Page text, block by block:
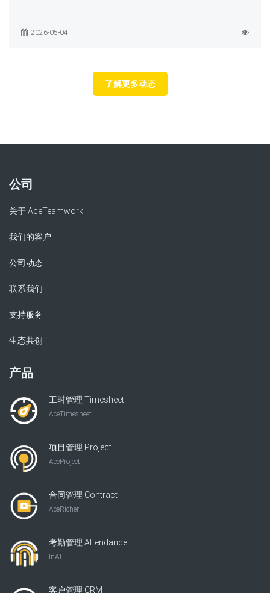
2026-05-04
了解更多动态
公司
关于 AceTeamwork
我们的客户
公司动态
联系我们
支持服务
生态共创
产品
工时管理 Timesheet
AceTimesheet
项目管理 Project
AceProject
合同管理 Contract
AceRicher
考勤管理 Attendance
InALL
客户管理 CRM